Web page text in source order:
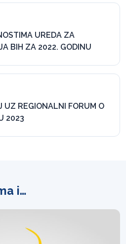
UREDA ZA
BIH ZA 2022. GODINU
UZ REGIONALNI FORUM O
2023
i…